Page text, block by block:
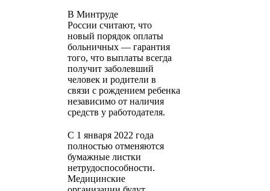
В Минтруде
России считают, что
новый порядок оплаты
больничных — гарантия
того, что выплаты всегда
получит заболевший
человек и родители в
связи с рождением ребенка
независимо от наличия
средств у работодателя.
С 1 января 2022 года
полностью отменяются
бумажные листки
нетрудоспособности.
Медицинские